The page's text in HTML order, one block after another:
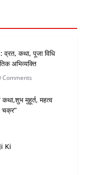
व्रत, कथा, पूजा विधि
अभिव्यक्ति
Comments
कथा,शुभ मुहूर्त, महत्व
चक्र”
Ki